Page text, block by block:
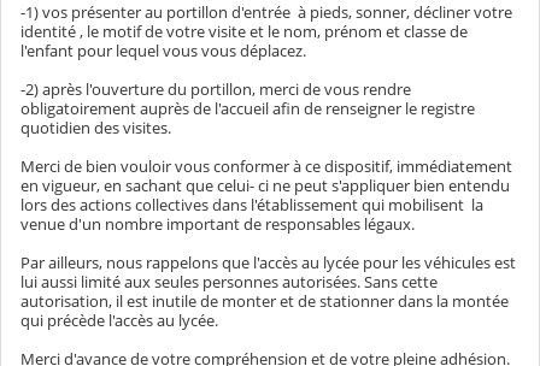
-1) vos présenter au portillon d'entrée à pieds, sonner, décliner votre
identité , le motif de votre visite et le nom, prénom et classe de
l'enfant pour lequel vous vous déplacez.
-2) après l'ouverture du portillon, merci de vous rendre
obligatoirement auprès de l'accueil afin de renseigner le registre
quotidien des visites.
Merci de bien vouloir vous conformer à ce dispositif, immédiatement
en vigueur, en sachant que celui- ci ne peut s'appliquer bien entendu
lors des actions collectives dans l'établissement qui mobilisent la
venue d'un nombre important de responsables légaux.
Par ailleurs, nous rappelons que l'accès au lycée pour les véhicules est
lui aussi limité aux seules personnes autorisées. Sans cette
autorisation, il est inutile de monter et de stationner dans la montée
qui précède l'accès au lycée.
Merci d'avance de votre compréhension et de votre pleine adhésion.